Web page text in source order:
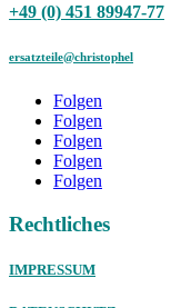
+49 (0) 451 89947-77
ersatzteile@christophel
Folgen
Folgen
Folgen
Folgen
Folgen
Rechtliches
IMPRESSUM